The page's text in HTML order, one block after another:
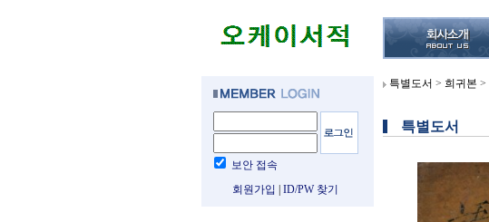
보안 접속
회원가입
ID/PW 찾기
특별도서 > 희귀본 >
특별도서